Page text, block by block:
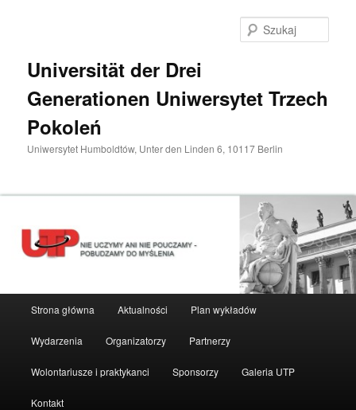
Universität der Drei
Generationen Uniwersytet Trzech
Pokoleń
Uniwersytet Humboldtów, Unter den Linden 6, 10117 Berlin
Strona główna Aktualności Plan wykładów
Wydarzenia Organizatorzy Partnerzy
Wolontariusze i praktykanci Sponsorzy Galeria UTP
Kontakt